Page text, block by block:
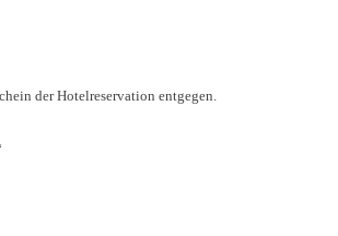
der Hotelreservation entgegen.